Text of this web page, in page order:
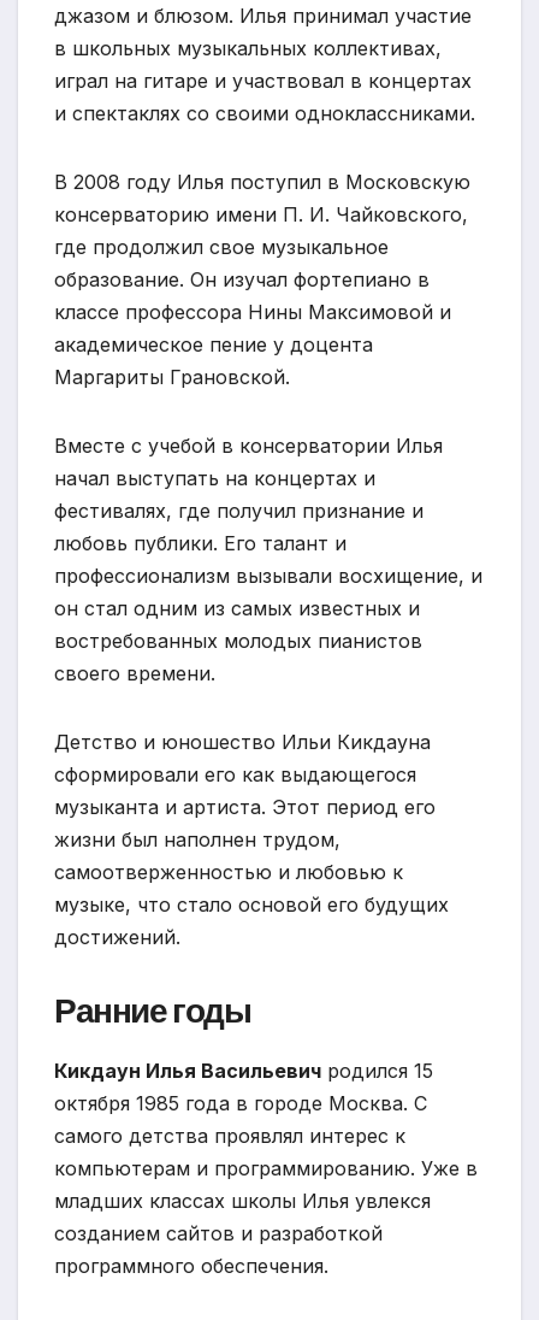
джазом и блюзом. Илья принимал участие
в школьных музыкальных коллективах,
играл на гитаре и участвовал в концертах
и спектаклях со своими одноклассниками.
В 2008 году Илья поступил в Московскую
консерваторию имени П. И. Чайковского,
где продолжил свое музыкальное
образование. Он изучал фортепиано в
классе профессора Нины Максимовой и
академическое пение у доцента
Маргариты Грановской.
Вместе с учебой в консерватории Илья
начал выступать на концертах и
фестивалях, где получил признание и
любовь публики. Его талант и
профессионализм вызывали восхищение, и
он стал одним из самых известных и
востребованных молодых пианистов
своего времени.
Детство и юношество Ильи Кикдауна
сформировали его как выдающегося
музыканта и артиста. Этот период его
жизни был наполнен трудом,
самоотверженностью и любовью к
музыке, что стало основой его будущих
достижений.
Ранние годы
Кикдаун Илья Васильевич родился 15
октября 1985 года в городе Москва. С
самого детства проявлял интерес к
компьютерам и программированию. Уже в
младших классах школы Илья увлекся
созданием сайтов и разработкой
программного обеспечения.